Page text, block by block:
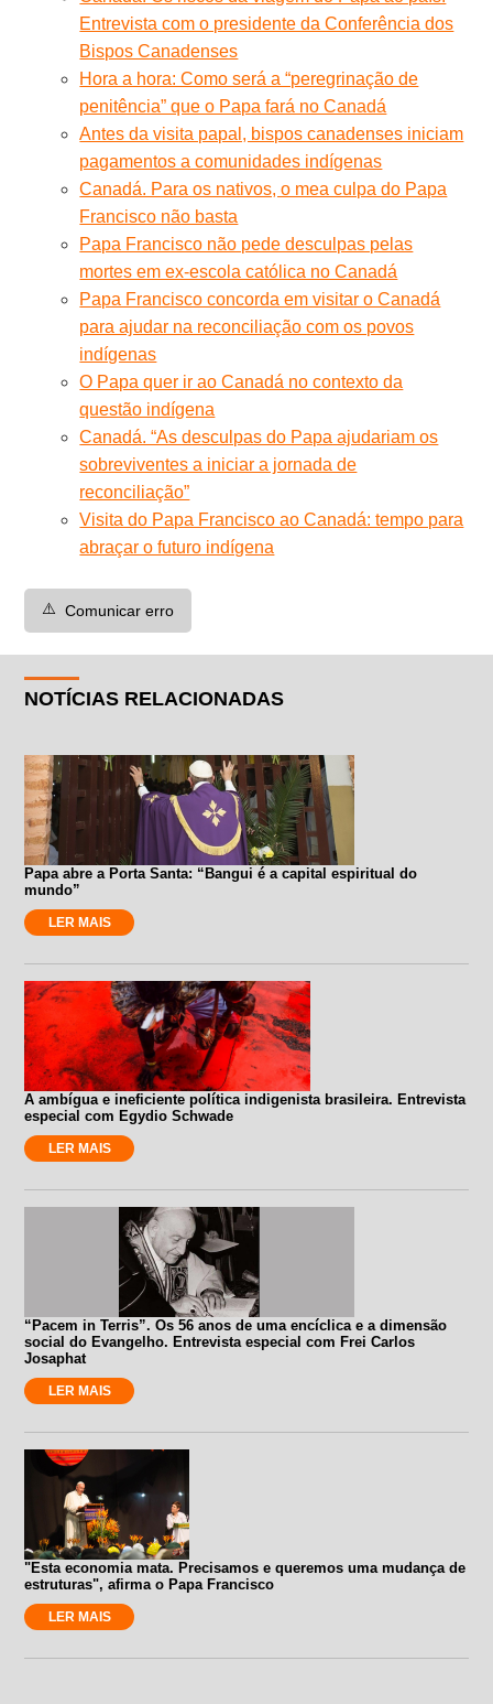
Entrevista com o presidente da Conferência dos
Bispos Canadenses
Hora a hora: Como será a “peregrinação de
penitência” que o Papa fará no Canadá
Antes da visita papal, bispos canadenses iniciam
pagamentos a comunidades indígenas
Canadá. Para os nativos, o mea culpa do Papa
Francisco não basta
Papa Francisco não pede desculpas pelas
mortes em ex-escola católica no Canadá
Papa Francisco concorda em visitar o Canadá
para ajudar na reconciliação com os povos
indígenas
O Papa quer ir ao Canadá no contexto da
questão indígena
Canadá. “As desculpas do Papa ajudariam os
sobreviventes a iniciar a jornada de
reconciliação”
Visita do Papa Francisco ao Canadá: tempo para
abraçar o futuro indígena
⚠️ Comunicar erro
NOTÍCIAS RELACIONADAS
Papa abre a Porta Santa: “Bangui é a capital espiritual do
mundo”
LER MAIS
A ambígua e ineficiente política indigenista brasileira. Entrevista
especial com Egydio Schwade
LER MAIS
“Pacem in Terris”. Os 56 anos de uma encíclica e a dimensão
social do Evangelho. Entrevista especial com Frei Carlos
Josaphat
LER MAIS
"Esta economia mata. Precisamos e queremos uma mudança de
estruturas", afirma o Papa Francisco
LER MAIS